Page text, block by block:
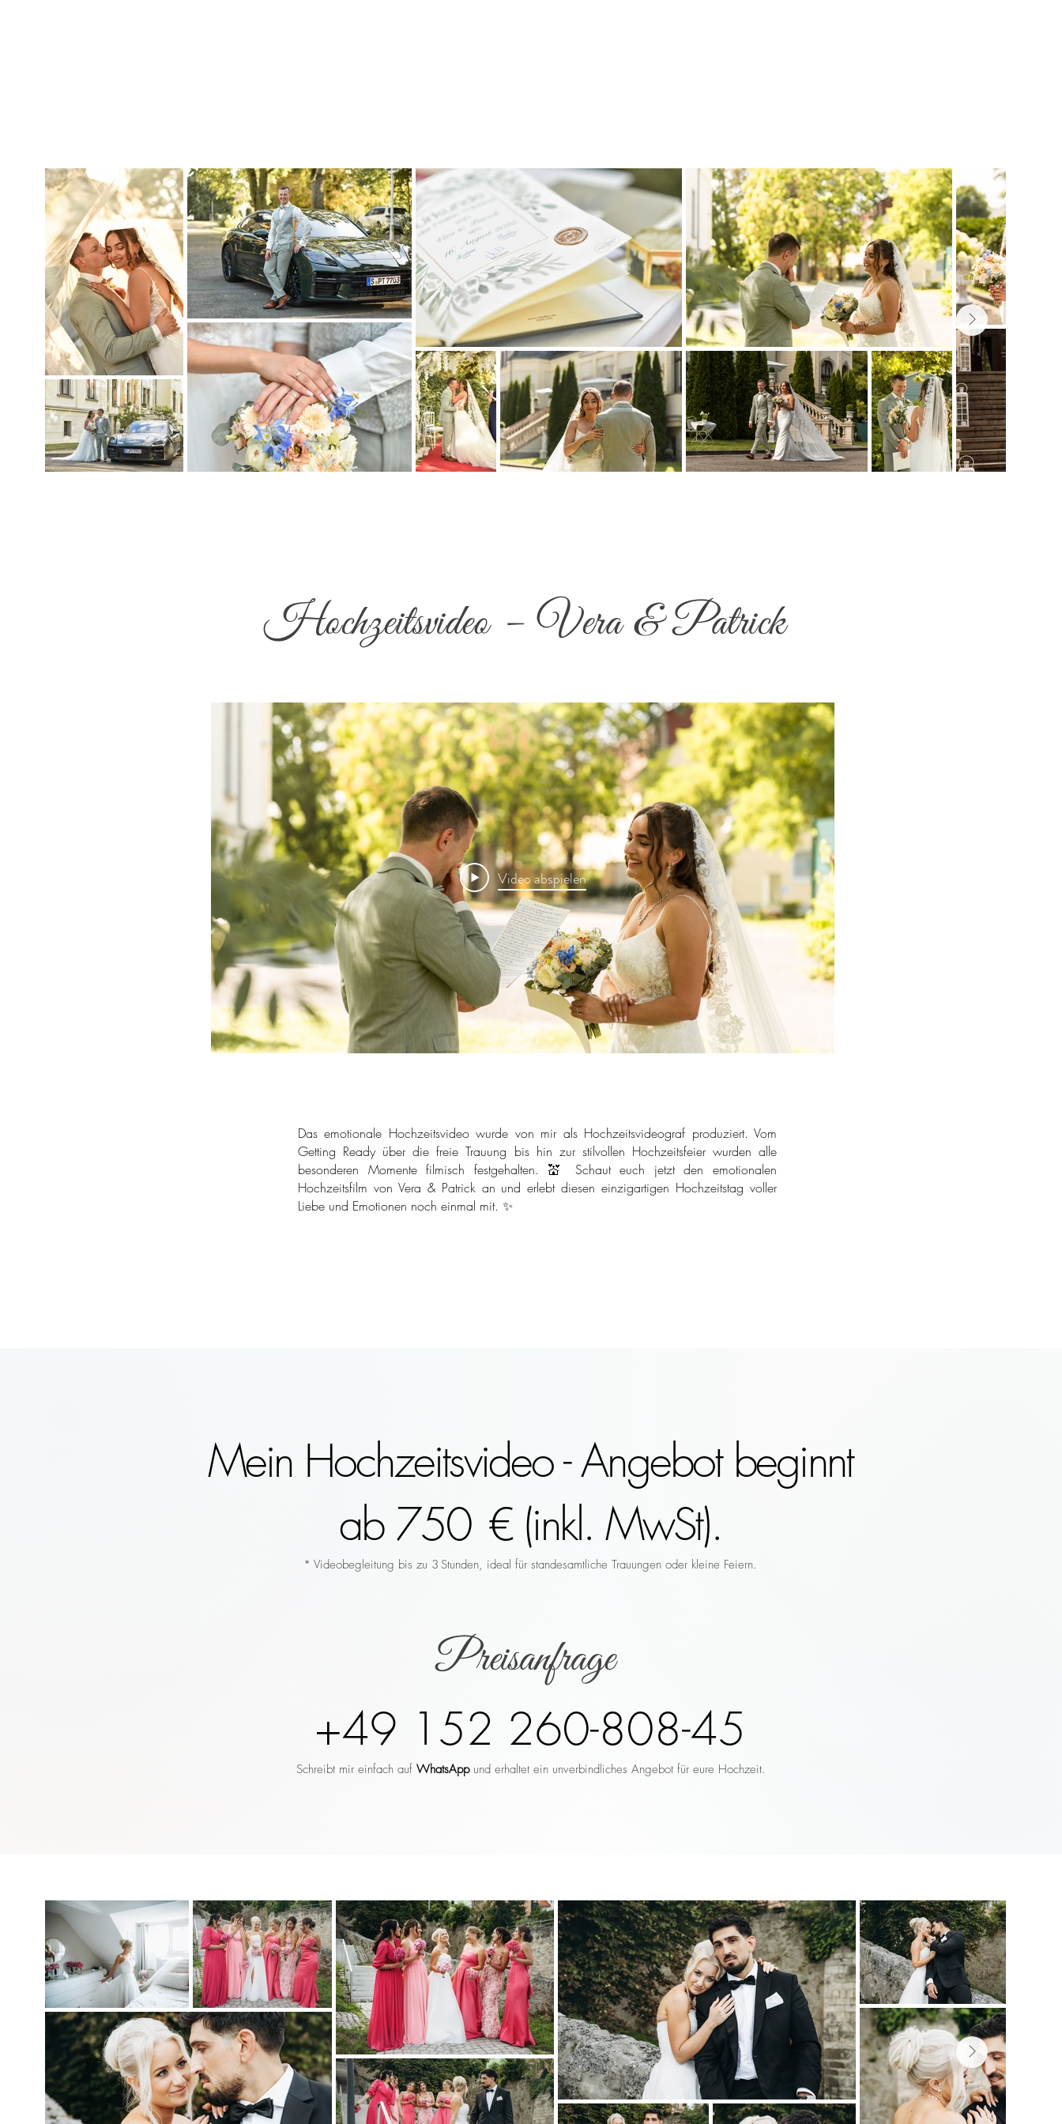
Hochzeitsvideo – Vera & Patrick
Video abspielen
Das emotionale Hochzeitsvideo wurde von mir als Hochzeitsvideograf produziert. Vom
Getting Ready über die freie Trauung bis hin zur stilvollen Hochzeitsfeier wurden alle
besonderen Momente filmisch festgehalten. 💒 Schaut euch jetzt den emotionalen
Hochzeitsfilm von Vera & Patrick an und erlebt diesen einzigartigen Hochzeitstag voller
Liebe und Emotionen noch einmal mit. ✨
Mein Hochzeitsvideo - Angebot beginnt
ab 750 € (inkl. MwSt).
* Videobegleitung bis zu 3 Stunden, ideal für standesamtliche Trauungen oder kleine Feiern.
Preisanfrage
+49 152 260-808-45
Schreibt mir einfach auf WhatsAppund erhaltet ein unverbindliches Angebot für eure Hochzeit.